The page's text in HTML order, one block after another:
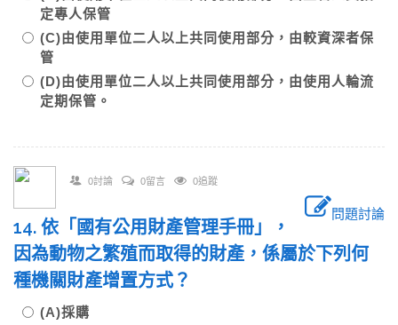
定專人保管
(C)由使用單位二人以上共同使用部分，由較資深者保
管
(D)由使用單位二人以上共同使用部分，由使用人輪流
定期保管。
0討論 0留言 0追蹤
問題討論
14. 依「國有公用財產管理手冊」，
因為動物之繁殖而取得的財產，係屬於下列何
種機關財產增置方式？
(A)採購